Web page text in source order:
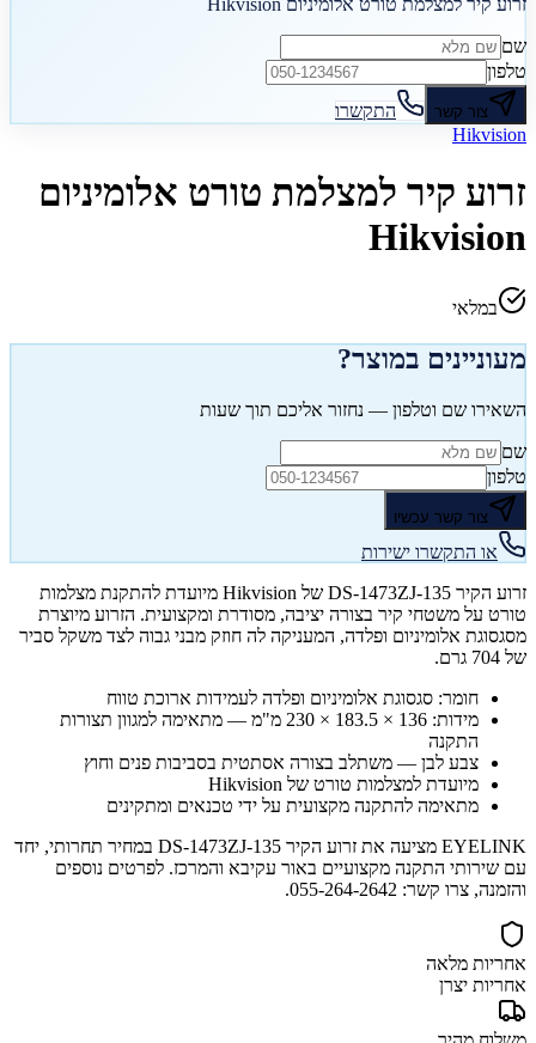
זרוע קיר למצלמת טורט אלומיניום Hikvision
שם
טלפון
צור קשר
התקשרו
Hikvision
זרוע קיר למצלמת טורט אלומיניום
Hikvision
במלאי
מעוניינים במוצר?
השאירו שם וטלפון — נחזור אליכם תוך שעות
שם
טלפון
צור קשר עכשיו
או התקשרו ישירות
זרוע הקיר DS-1473ZJ-135 של Hikvision מיועדת להתקנת מצלמות
טורט על משטחי קיר בצורה יציבה, מסודרת ומקצועית. הזרוע מיוצרת
מסגסוגת אלומיניום ופלדה, המעניקה לה חוזק מבני גבוה לצד משקל סביר
של 704 גרם.
חומר: סגסוגת אלומיניום ופלדה לעמידות ארוכת טווח
מידות: 136 × 183.5 × 230 מ"מ — מתאימה למגוון תצורות
התקנה
צבע לבן — משתלב בצורה אסתטית בסביבות פנים וחוץ
מיועדת למצלמות טורט של Hikvision
מתאימה להתקנה מקצועית על ידי טכנאים ומתקינים
EYELINK מציעה את זרוע הקיר DS-1473ZJ-135 במחיר תחרותי, יחד
עם שירותי התקנה מקצועיים באור עקיבא והמרכז. לפרטים נוספים
והזמנה, צרו קשר: 055-264-2642.
אחריות מלאה
אחריות יצרן